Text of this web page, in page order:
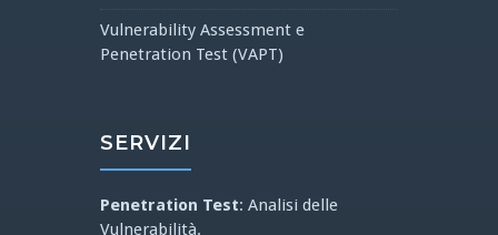
Vulnerability Assessment e
Penetration Test (VAPT)
SERVIZI
Penetration Test: Analisi delle
Vulnerabilità.